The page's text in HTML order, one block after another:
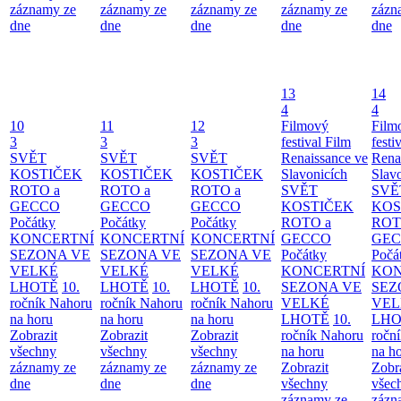
záznamy ze
dne
záznamy ze
dne
záznamy ze
dne
záznamy ze
dne
dne
10
3
SVĚT
KOSTIČEK
ROTO a
GECCO
Počátky
KONCERTNÍ
SEZONA VE
VELKÉ
LHOTĚ 10.
ročník Nahoru
na horu
Zobrazit
všechny
záznamy ze
dne
11
3
SVĚT
KOSTIČEK
ROTO a
GECCO
Počátky
KONCERTNÍ
SEZONA VE
VELKÉ
LHOTĚ 10.
ročník Nahoru
na horu
Zobrazit
všechny
záznamy ze
dne
12
3
SVĚT
KOSTIČEK
ROTO a
GECCO
Počátky
KONCERTNÍ
SEZONA VE
VELKÉ
LHOTĚ 10.
ročník Nahoru
na horu
Zobrazit
všechny
záznamy ze
dne
13
4
Filmový
festival Film
Renaissance ve
Slavonicích
SVĚT
KOSTIČEK
ROTO a
GECCO
Počátky
KONCERTNÍ
SEZONA VE
VELKÉ
LHOTĚ 10.
ročník Nahoru
na horu
Zobrazit
všechny
14
4
na